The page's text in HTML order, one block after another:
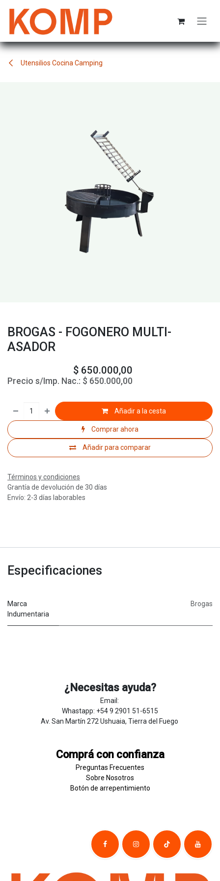
Utensilios Cocina Camping
BROGAS - FOGONERO MULTI-
ASADOR
$ 650.000,00
Precio s/Imp. Nac.: $ 650.000,00
Añadir a la cesta
Comprar ahora
Añadir para comparar
Términos y condiciones
Grantía de devolución de 30 días
Envío: 2-3 días laborables
Especificaciones
Marca
Indumentaria
Brogas
¿Necesitas ayuda?
Email:
Whastapp: +54 9 2901 51-6515
Av. San Martín 272 Ushuaia, Tierra del Fuego
Comprá con confianza
Preguntas Frecuentes
Sobre Nosotros
Botón de ​arrepentim​​​iento